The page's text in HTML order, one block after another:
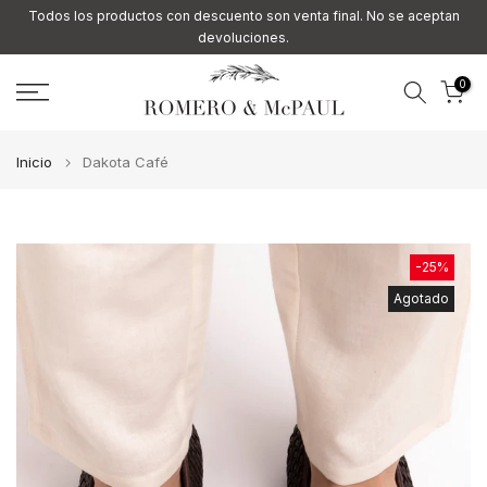
Todos los productos con descuento son venta final. No se aceptan
devoluciones.
0
Inicio Dakota Café
-25%
Agotado